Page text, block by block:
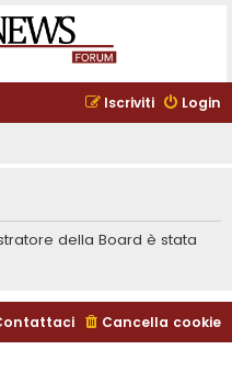
Login
Iscriviti
della Board è stata
Cancella cookie